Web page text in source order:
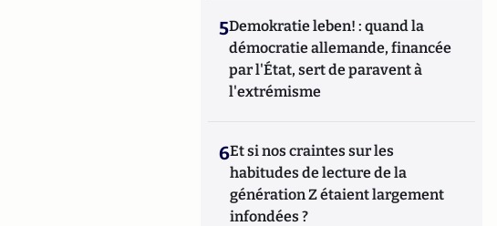
5Demokratie leben! : quand la
démocratie allemande, financée
par l'État, sert de paravent à
l'extrémisme
6Et si nos craintes sur les
habitudes de lecture de la
génération Z étaient largement
infondées ?